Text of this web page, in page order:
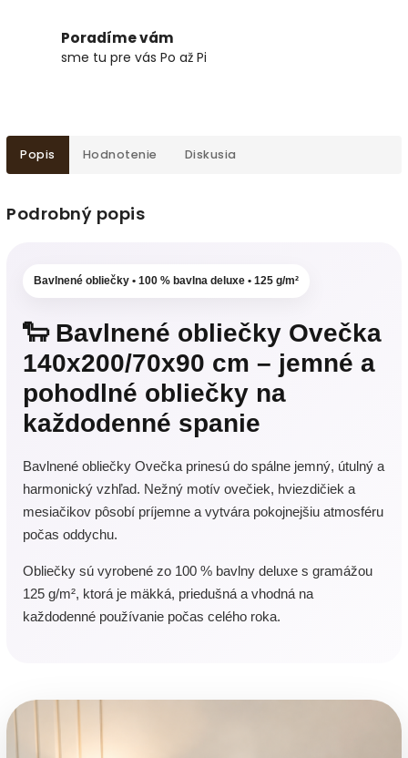
Poradíme vám
sme tu pre vás Po až Pi
Popis Hodnotenie Diskusia
Podrobný popis
Bavlnené obliečky • 100 % bavlna deluxe • 125 g/m²
🐑 Bavlnené obliečky Ovečka
140x200/70x90 cm – jemné a
pohodlné obliečky na
každodenné spanie
Bavlnené obliečky Ovečka prinesú do spálne jemný, útulný a
harmonický vzhľad. Nežný motív ovečiek, hviezdičiek a
mesiačikov pôsobí príjemne a vytvára pokojnejšiu atmosféru
počas oddychu.
Obliečky sú vyrobené zo 100 % bavlny deluxe s gramážou
125 g/m², ktorá je mäkká, priedušná a vhodná na
každodenné používanie počas celého roka.